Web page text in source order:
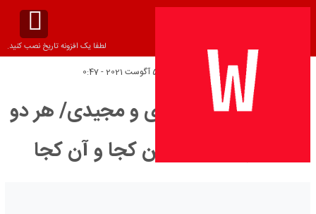
لطفا یک افزونه تاریخ نصب کنید.
تاریخ انتشار:
مقایسه عملکرد فکری و مجیدی/ هر دو
سوم شدند اما این کجا و آن کجا